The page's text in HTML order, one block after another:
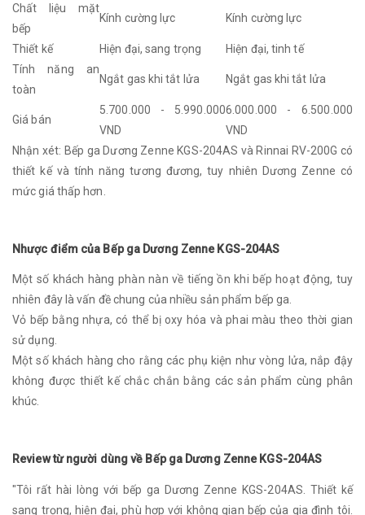
Chất liệu mặt
bếp
Kính cường lực Kính cường lực
Thiết kế Hiện đại, sang trọng
Hiện đại, tinh tế
Tính năng an
toàn
Ngắt gas khi tắt lửa Ngắt gas khi tắt lửa
Giá bán
5.700.000 - 5.990.000
VND
6.000.000 - 6.500.000
VND
Nhận xét: Bếp ga Dương Zenne KGS-204AS và Rinnai RV-200G có
thiết kế và tính năng tương đương, tuy nhiên Dương Zenne có
mức giá thấp hơn.
Nhược điểm của Bếp ga Dương Zenne KGS-204AS
Một số khách hàng phàn nàn về tiếng ồn khi bếp hoạt động, tuy
nhiên đây là vấn đề chung của nhiều sản phẩm bếp ga.
Vỏ bếp bằng nhựa, có thể bị oxy hóa và phai màu theo thời gian
sử dụng.
Một số khách hàng cho rằng các phụ kiện như vòng lửa, nắp đậy
không được thiết kế chắc chắn bằng các sản phẩm cùng phân
khúc.
Review từ người dùng về Bếp ga Dương Zenne KGS-204AS
"Tôi rất hài lòng với bếp ga Dương Zenne KGS-204AS. Thiết kế
sang trọng, hiện đại, phù hợp với không gian bếp của gia đình tôi.